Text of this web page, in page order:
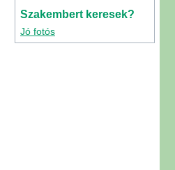
Szakembert keresek?
Jó fotós